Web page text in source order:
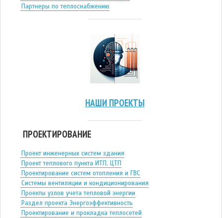
Партнеры по теплоснабжению
НАШИ ПРОЕКТЫ
ПРОЕКТИРОВАНИЕ
Проект инженерных систем здания
Проект теплового пункта ИТП, ЦТП
Проектирование систем отопления и ГВС
Системы вентиляции и кондиционирования
Проекты узлов учета тепловой энергии
Раздел проекта Энергоэффективность
Проектирование и прокладка теплосетей